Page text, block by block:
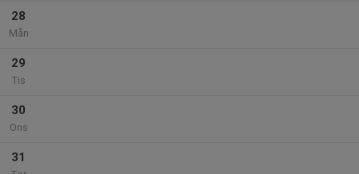
28
Mån
29
Tis
30
Ons
31